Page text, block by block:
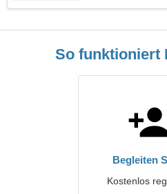
So funktioniert
Begleiten
Kostenlos